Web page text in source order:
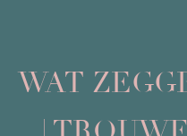
WAT